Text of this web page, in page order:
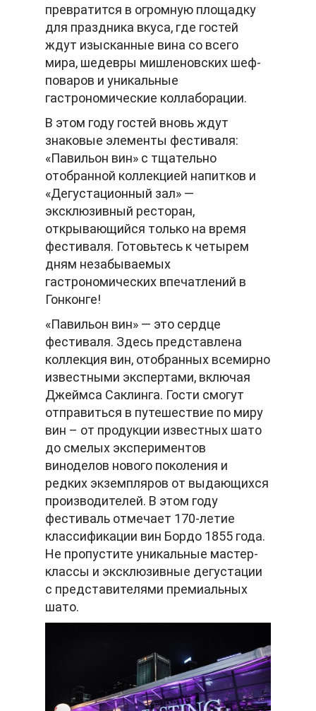
превратится в огромную площадку
для праздника вкуса, где гостей
ждут изысканные вина со всего
мира, шедевры мишленовских шеф-
поваров и уникальные
гастрономические коллаборации.
В этом году гостей вновь ждут
знаковые элементы фестиваля:
«Павильон вин» с тщательно
отобранной коллекцией напитков и
«Дегустационный зал» —
эксклюзивный ресторан,
открывающийся только на время
фестиваля. Готовьтесь к четырем
дням незабываемых
гастрономических впечатлений в
Гонконге!
«Павильон вин» — это сердце
фестиваля. Здесь представлена
коллекция вин, отобранных всемирно
известными экспертами, включая
Джеймса Саклинга. Гости смогут
отправиться в путешествие по миру
вин – от продукции известных шато
до смелых экспериментов
виноделов нового поколения и
редких экземпляров от выдающихся
производителей. В этом году
фестиваль отмечает 170-летие
классификации вин Бордо 1855 года.
Не пропустите уникальные мастер-
классы и эксклюзивные дегустации
с представителями премиальных
шато.